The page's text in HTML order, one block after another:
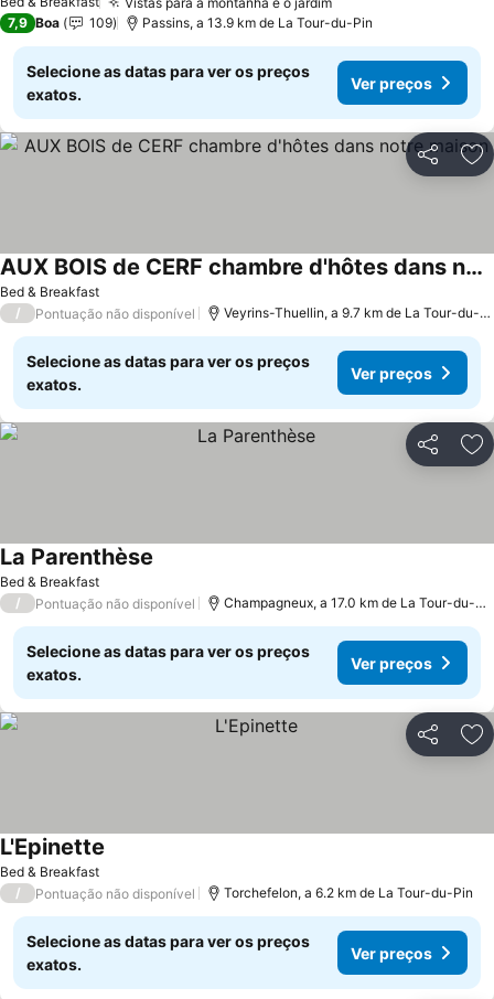
Ver preços
7,9 Boa 109 Passins, a 13.9 km de La Tour-du-Pin
Selecione as datas para ver os preços
exatos.
Ver preços
Partilhar
Bed & Breakfast
AUX BOIS de CERF chambre d'hôtes dans notre maison
Ver preços
/ Pontuação não disponível Veyrins-Thuellin, a 9.7 km de La Tour-du-
Selecione as datas para ver os preços
exatos.
Ver preços
Partilhar
Bed & Breakfast
La Parenthèse
/ Pontuação não disponível Champagneux, a 17.0 km de La Tour-du-Pin
Selecione as datas para ver os preços
exatos.
Ver preços
Partilhar
Bed & Breakfast
L'Epinette
/ Pontuação não disponível Torchefelon, a 6.2 km de La Tour-du-Pin
Selecione as datas para ver os preços
exatos.
Ver preços